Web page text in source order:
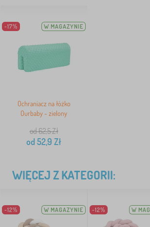
-17% W MAGAZYNIE
Ochraniacz na łóżko
Ourbaby - zielony
od 62,5Zł
od 52,9 Zł
WIĘCEJ Z KATEGORII:
-12% W MAGAZYNIE -12% W